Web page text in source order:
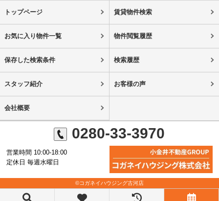
トップページ 賃貸物件検索
お気に入り物件一覧 物件閲覧履歴
保存した検索条件 検索履歴
スタッフ紹介 お客様の声
会社概要
0280-33-3970
営業時間 10:00-18:00
定休日 毎週水曜日
©コガネイハウジング古河店